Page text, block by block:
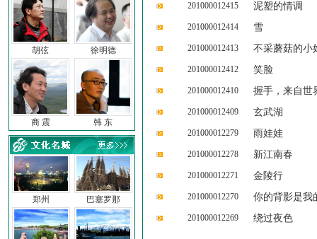
胡弦 徐明德
商 震 韩 东
郑州 巴塞罗那
201000012415 泥塑的情调
201000012414 雪
201000012413 不采蘑菇的小
201000012412 笑脸
201000012410 握手，来自世
201000012409 玄武湖
201000012279 雨娃娃
201000012278 新江南春
201000012271 金陵行
201000012270 你的背影是我
201000012269 绕过夜色